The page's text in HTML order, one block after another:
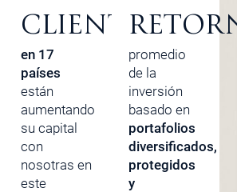
CLIENTES
en 17
países
están
aumentando
su capital
con
nosotras en
este
promedio
de la
inversión
basado en
portafolios
diversificados,
protegidos
y